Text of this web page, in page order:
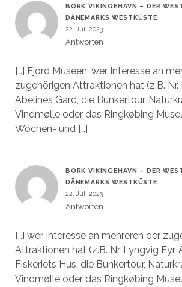
BORK VIKINGEHAVN – DER
DÄNEMARKS WESTKÜSTE
22. Juli 2023
Antworten
[…] Fjord Museen, wer Interesse an
zugehörigen Attraktionen hat (z.B. Nr.
Abelines Gard, die Bunkertour,
Vindmølle oder das Ringkøbing
Wochen- und […]
BORK VIKINGEHAVN – DER
DÄNEMARKS WESTKÜSTE
22. Juli 2023
Antworten
[…] wer Interesse an mehreren der
Attraktionen hat (z.B. Nr. Lyngvig Fyr,
Fiskeriets Hus, die Bunkertour,
Vindmølle oder das Ringkøbing